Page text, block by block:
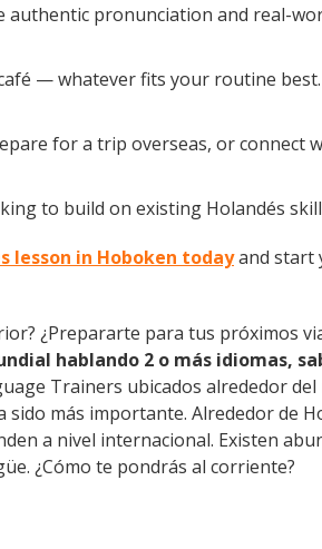
pronunciation and real-
— whatever fits your routine best.
for a trip overseas, or connect
to build on existing Holandés
lesson in Hoboken todayand start
¿Prepararte para tus próximos
hablando 2 o más idiomas,
Trainers ubicados alrededor
más importante. Alrededor de
a nivel internacional. Existen
¿Cómo te pondrás al corriente?